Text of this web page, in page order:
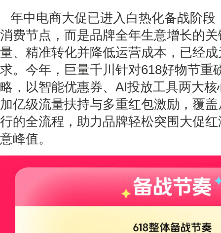
年中电商大促已进入白热化备战阶段
消费节点，而是品牌全年生意增长的
量、精准转化并降低运营成本，已经
求。今年，巨量千川针对618好物节重
略，以智能优惠券、 AI投放工具两大
加亿级流量扶持与多重红包激励，覆
行的全流程，助力品牌轻松突围大促
意峰值。